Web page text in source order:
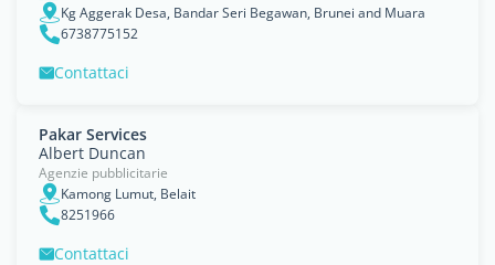
Kg Aggerak Desa, Bandar Seri Begawan, Brunei and Muara
6738775152
Contattaci
Pakar Services
Albert Duncan
Agenzie pubblicitarie
Kamong Lumut, Belait
8251966
Contattaci